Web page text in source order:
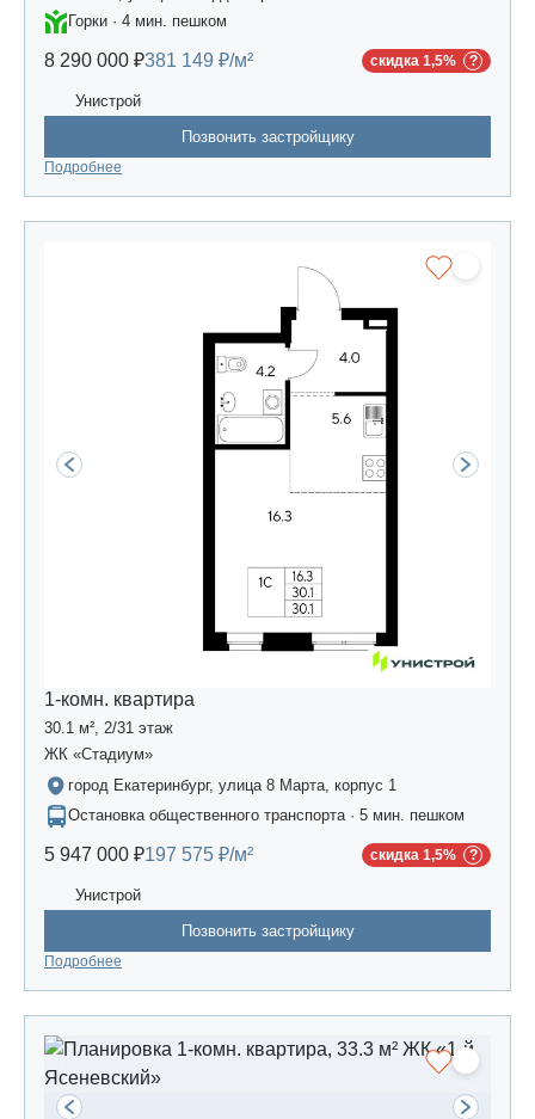
Горки · 4 мин. пешком
8 290 000 ₽381 149 ₽/м² скидка 1,5%
Унистрой
Позвонить застройщику
Подробнее
1-комн. квартира
30.1 м², 2/31 этаж
ЖК «Стадиум»
город Екатеринбург, улица 8 Марта, корпус 1
Остановка общественного транспорта · 5 мин. пешком
5 947 000 ₽197 575 ₽/м² скидка 1,5%
Унистрой
Позвонить застройщику
Подробнее